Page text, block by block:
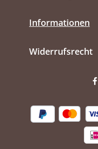
Informationen
Widerrufsrecht